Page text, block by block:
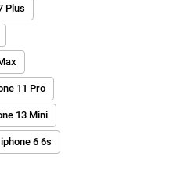
Plus
11 Pro
13 Mini
6 6s